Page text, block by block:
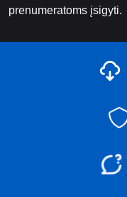
prenumeratoms įsigyti.